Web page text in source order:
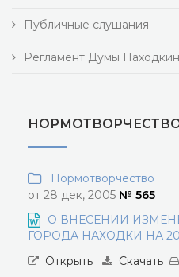
Публичные слушания
Регламент Думы
НОРМОТВОРЧЕСТВО
Нормотворчество
от 28 дек, 2005 № 565
О ВНЕСЕНИИ
ГОРОДА НАХОДКИ НА
Открыть
Скачать